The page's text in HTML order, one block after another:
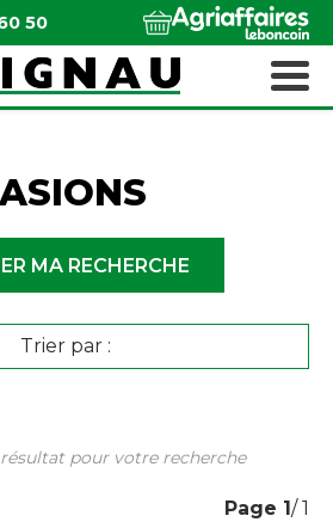
50
Trier par :
MA RECHERCHE
pour votre recherche
Page 1 / 1